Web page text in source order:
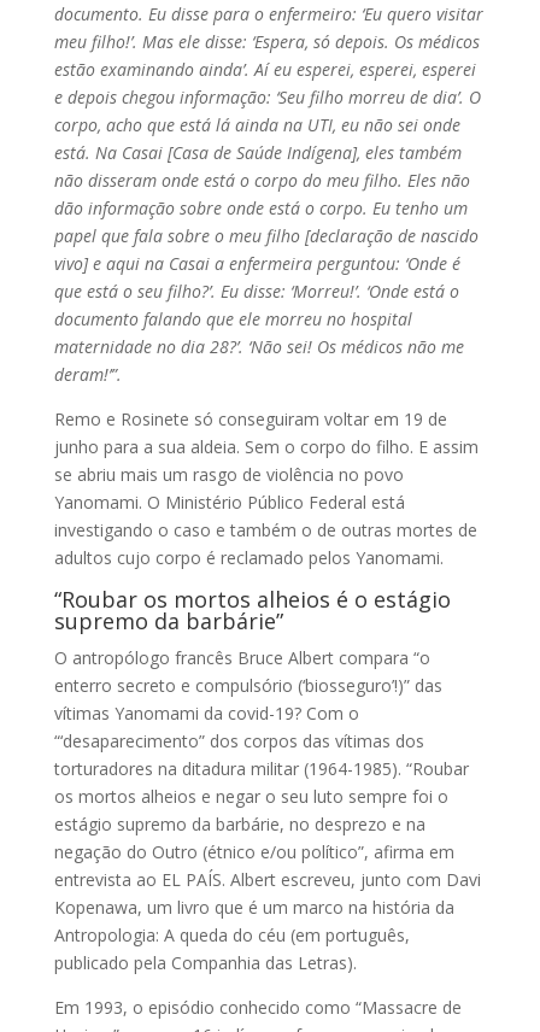
documento. Eu disse para o enfermeiro: ‘Eu quero visitar
meu filho!’. Mas ele disse: ‘Espera, só depois. Os médicos
estão examinando ainda’. Aí eu esperei, esperei, esperei
e depois chegou informação: ‘Seu filho morreu de dia’. O
corpo, acho que está lá ainda na UTI, eu não sei onde
está. Na Casai [Casa de Saúde Indígena], eles também
não disseram onde está o corpo do meu filho. Eles não
dão informação sobre onde está o corpo. Eu tenho um
papel que fala sobre o meu filho [declaração de nascido
vivo] e aqui na Casai a enfermeira perguntou: ‘Onde é
que está o seu filho?’. Eu disse: ‘Morreu!’. ‘Onde está o
documento falando que ele morreu no hospital
maternidade no dia 28?’. ‘Não sei! Os médicos não me
deram!’”.
Remo e Rosinete só conseguiram voltar em 19 de
junho para a sua aldeia. Sem o corpo do filho. E assim
se abriu mais um rasgo de violência no povo
Yanomami. O Ministério Público Federal está
investigando o caso e também o de outras mortes de
adultos cujo corpo é reclamado pelos Yanomami.
“Roubar os mortos alheios é o estágio
supremo da barbárie”
O antropólogo francês Bruce Albert compara “o
enterro secreto e compulsório (‘biosseguro’!)” das
vítimas Yanomami da covid-19? Com o
“‘desaparecimento” dos corpos das vítimas dos
torturadores na ditadura militar (1964-1985). “Roubar
os mortos alheios e negar o seu luto sempre foi o
estágio supremo da barbárie, no desprezo e na
negação do Outro (étnico e/ou político”, afirma em
entrevista ao EL PAÍS. Albert escreveu, junto com Davi
Kopenawa, um livro que é um marco na história da
Antropologia: A queda do céu (em português,
publicado pela Companhia das Letras).
Em 1993, o episódio conhecido como “Massacre de